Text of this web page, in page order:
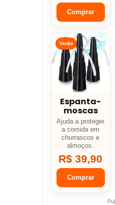
Comprar
Verão
Espanta-
moscas
Ajuda a proteger
a comida em
churrascos e
almoços.
R$ 39,90
Comprar